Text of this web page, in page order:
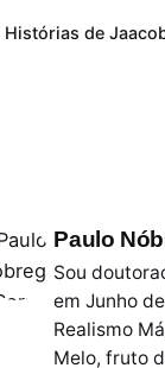
Histórias de
Paulo
Sou
em Junho
Realismo
Melo, fruto